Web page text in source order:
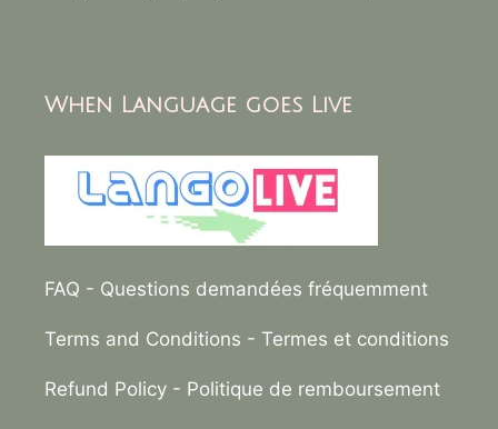
When Language goes Live
FAQ - Questions demandées fréquemment
Terms and Conditions - Termes et conditions
Refund Policy - Politique de remboursement